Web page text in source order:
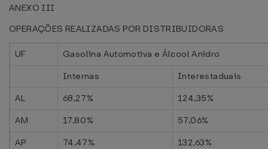
ANEXO III
OPERAÇÕES REALIZADAS POR DISTRIBUIDORAS
UF
Gasolina Automotiva e Álcool Anidro
Internas
Interestaduais
AL
68,27%
124,35%
AM
17,80%
57,06%
AP
74,47%
132,63%